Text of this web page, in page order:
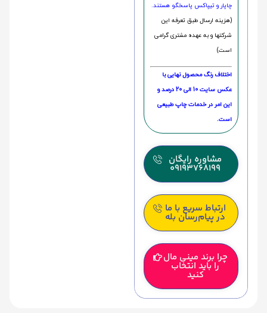
چاپار و تیپاکس پاسخگو هستند.
(هزینه ارسال طبق تعرفه این
شرکتها و به عهده مشتری گرامی
است)
اختلاف رنگ محصول نهایی با
عکس سایت 10 الی 20 درصد و
این امر در خدمات چاپ طبیعی
است.
مشاوره رایگان
09193768199
ارتباط سریع با ما
در پیام‌رسان بله
چرا برند مینی مال
را باید انتخاب
کنید